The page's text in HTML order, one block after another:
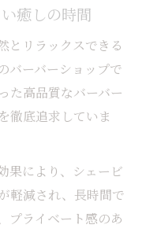
える洗練された
イル進化論
るメンズスタイ
行ヘアの秘密
ンズヘア傾向と
癒しの時間
とリラックスできる
バーバーショップで
た高品質なバーバー
徹底追求していま
果により、シェービ
軽減され、長時間で
プライベート感のあ